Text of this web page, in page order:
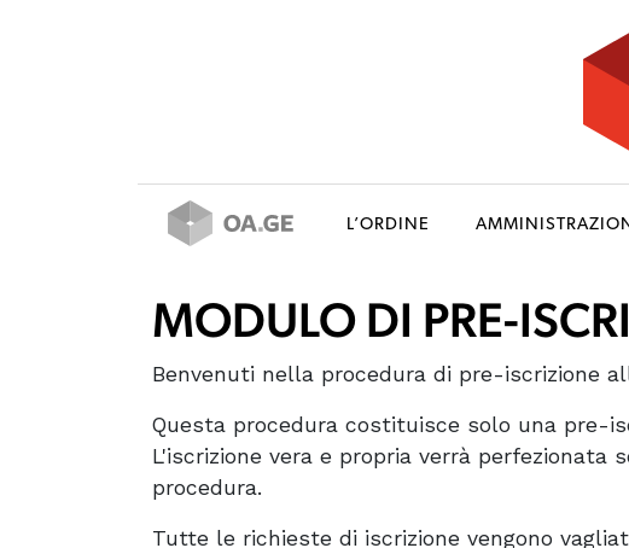
L’ORDINE
MODULO DI PRE-
Benvenuti nella procedura di pre-iscrizione
Questa procedura costituisce solo una pre-
L'iscrizione vera e propria verrà
procedura.
Tutte le richieste di iscrizione vengono